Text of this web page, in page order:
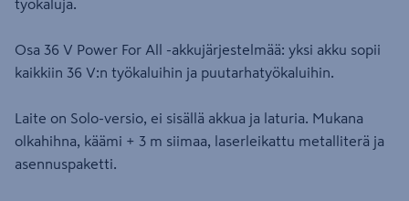
työkaluja.
Osa 36 V Power For All -akkujärjestelmää: yksi akku sopii
kaikkiin 36 V:n työkaluihin ja puutarhatyökaluihin.
Laite on Solo-versio, ei sisällä akkua ja laturia. Mukana
olkahihna, käämi + 3 m siimaa, laserleikattu metalliterä ja
asennuspaketti.